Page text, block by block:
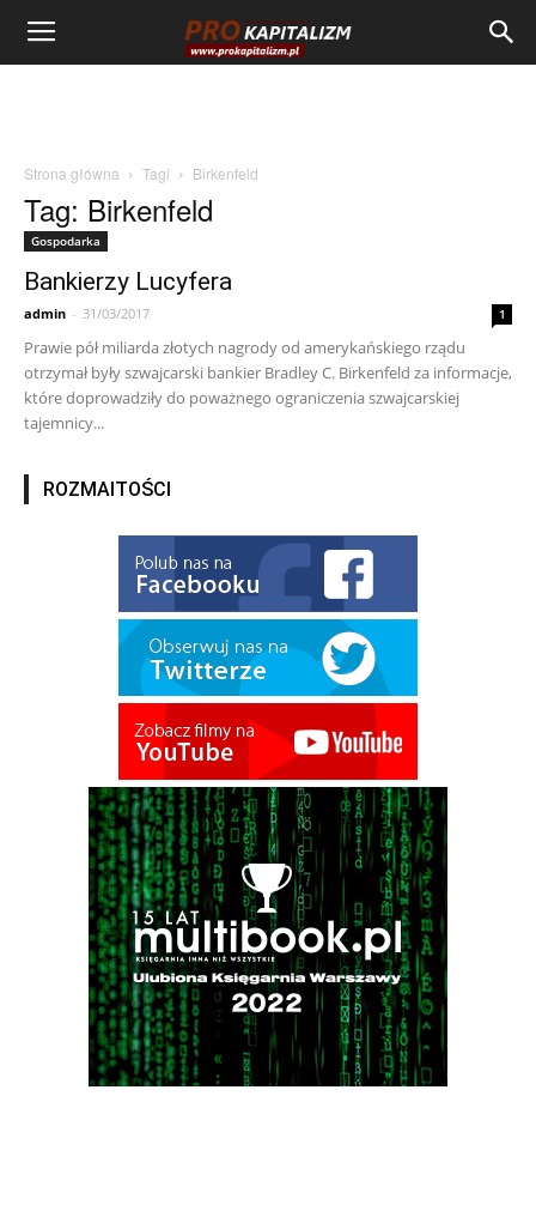
Strona główna Tagi Birkenfeld
Tag: Birkenfeld
Gospodarka
Bankierzy Lucyfera
admin - 31/03/2017 1
Prawie pół miliarda złotych nagrody od amerykańskiego rządu
otrzymał były szwajcarski bankier Bradley C. Birkenfeld za informacje,
które doprowadziły do poważnego ograniczenia szwajcarskiej
tajemnicy...
ROZMAITOŚCI